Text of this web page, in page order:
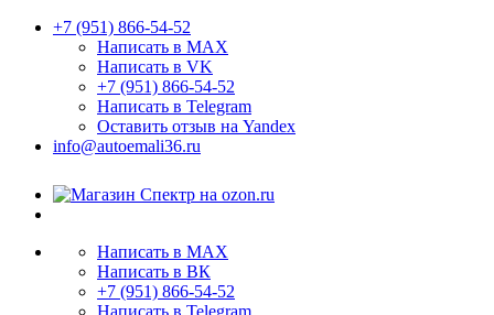
+7 (951) 866-54-52
Написать в MAX
Написать в VK
+7 (951) 866-54-52
Написать в Telegram
Оставить отзыв на Yandex
info@autoemali36.ru
Написать в MAX
Написать в ВК
+7 (951) 866-54-52
Написать в Telegram